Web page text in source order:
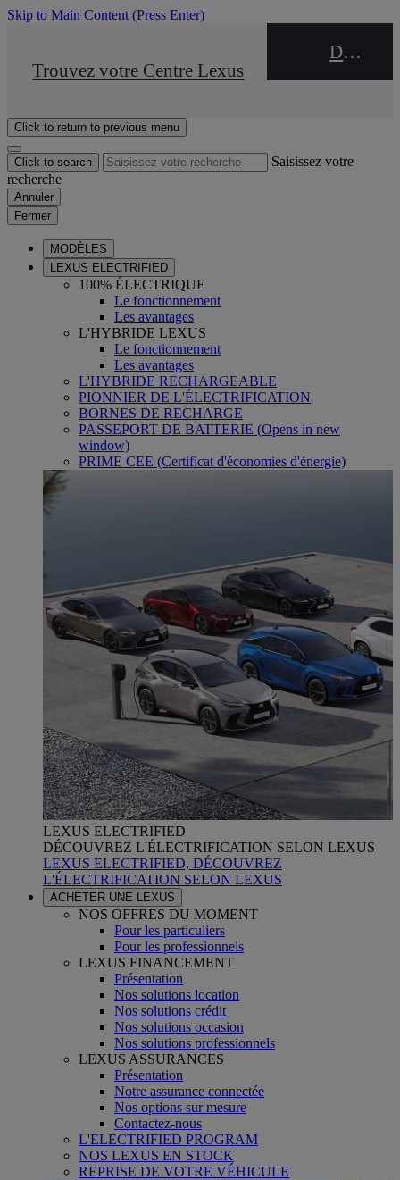
Skip to Main Content (Press Enter)
STOP DRIVE Takata
Trouvez votre Centre Lexus
DEALER NAME
Click to return to previous menu
Click to search
Saisissez votre
recherche
Annuler
Fermer
MODÈLES
LEXUS ELECTRIFIED
100% ÉLECTRIQUE
Le fonctionnement
Les avantages
L'HYBRIDE LEXUS
Le fonctionnement
Les avantages
L'HYBRIDE RECHARGEABLE
PIONNIER DE L'ÉLECTRIFICATION
BORNES DE RECHARGE
PASSEPORT DE BATTERIE (Opens in new
window)
PRIME CEE (Certificat d'économies d'énergie)
LEXUS ELECTRIFIED
DÉCOUVREZ L'ÉLECTRIFICATION SELON LEXUS
LEXUS ELECTRIFIED, DÉCOUVREZ
L'ÉLECTRIFICATION SELON LEXUS
ACHETER UNE LEXUS
NOS OFFRES DU MOMENT
Pour les particuliers
Pour les professionnels
LEXUS FINANCEMENT
Présentation
Nos solutions location
Nos solutions crédit
Nos solutions occasion
Nos solutions professionnels
LEXUS ASSURANCES
Présentation
Notre assurance connectée
Nos options sur mesure
Contactez-nous
L'ELECTRIFIED PROGRAM
NOS LEXUS EN STOCK
REPRISE DE VOTRE VÉHICULE